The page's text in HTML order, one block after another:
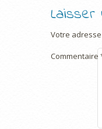
Laisser
Votre
Commentaire